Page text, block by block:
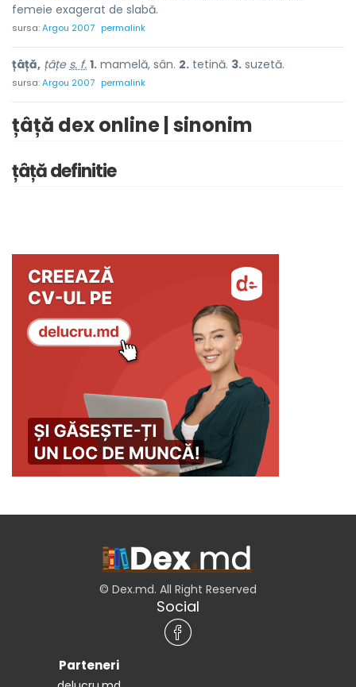
femeie exagerat de slabă.
sursa:Argou 2007 permalink
țâță, țâțe s. f. 1. mamelă, sân. 2. tetină. 3. suzetă.
sursa:Argou 2007 permalink
țâță dex online | sinonim
țâță definitie
© Dex.md. All Right Reserved
Social
Parteneri